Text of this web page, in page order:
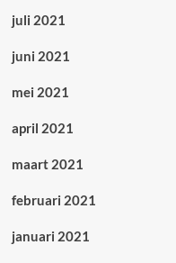
juli 2021
juni 2021
mei 2021
april 2021
maart 2021
februari 2021
januari 2021